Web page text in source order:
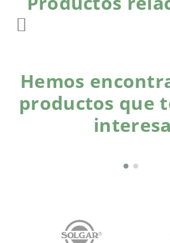
Hemos
productos que